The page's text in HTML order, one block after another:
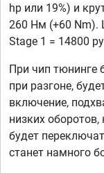
hp или 19%) и
260 Нм (+60 Nm).
Stage 1 = 14800
При чип тюнинге
при разгоне,
включение,
низких оборотов,
будет
станет намного